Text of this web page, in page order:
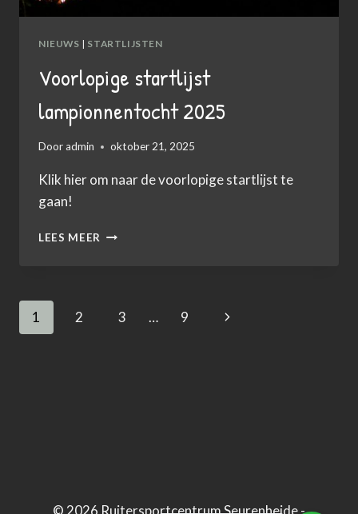
NIEUWS | STARTLIJSTEN
Voorlopige startlijst
lampionnentocht 2025
Dooradmin oktober 21, 2025
Klik hier om naar de voorlopige startlijst te
gaan!
LEES MEER VOORLOPIGE
Paginanavigatie
1 2 3 … 9
Volgende
© 2026 Ruitersportcentrum Seurenheide -